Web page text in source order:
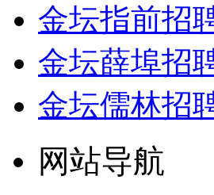
金坛指前招
金坛薛埠招
金坛儒林招
网站导航